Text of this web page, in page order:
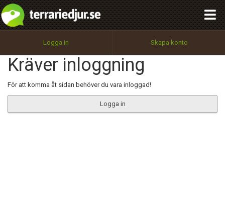
Logga in Skapa konto
Kräver inloggning
För att komma åt sidan behöver du vara inloggad!
Logga in
Utför
100%
OK
integritetspolicy
Namn:
Epost:
Begär nytt lösenord
Tillbaka till förstasidan